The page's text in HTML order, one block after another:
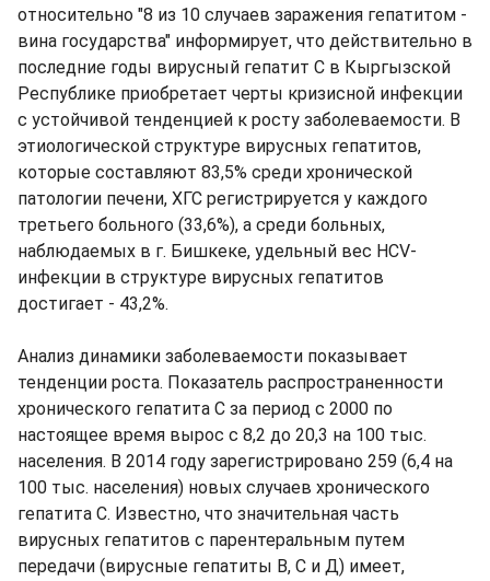
относительно "8 из 10 случаев заражения гепатитом -
вина государства" информирует, что действительно в
последние годы вирусный гепатит С в Кыргызской
Республике приобретает черты кризисной инфекции
с устойчивой тенденцией к росту заболеваемости. В
этиологической структуре вирусных гепатитов,
которые составляют 83,5% среди хронической
патологии печени, ХГС регистрируется у каждого
третьего больного (33,6%), а среди больных,
наблюдаемых в г. Бишкеке, удельный вес HCV-
инфекции в структуре вирусных гепатитов
достигает - 43,2%.
Анализ динамики заболеваемости показывает
тенденции роста. Показатель распространенности
хронического гепатита С за период с 2000 по
настоящее время вырос с 8,2 до 20,3 на 100 тыс.
населения. В 2014 году зарегистрировано 259 (6,4 на
100 тыс. населения) новых случаев хронического
гепатита С. Известно, что значительная часть
вирусных гепатитов с парентеральным путем
передачи (вирусные гепатиты В, С и Д) имеет,